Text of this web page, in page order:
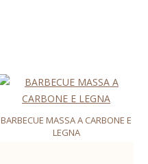
BARBECUE MASSA A CARBONE E
LEGNA